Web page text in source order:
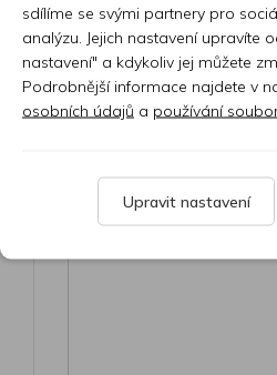
Vaše jméno
Váš e-mail
sdílíme se svými partnery pro
analýzu. Jejich nastavení upravíte
nastavení" a kdykoliv jej můžete
Podrobnější informace najdete v
osobních údajů a používání
Upravit nastavení